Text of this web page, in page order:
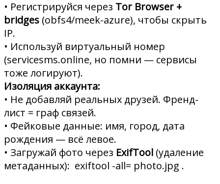
• Регистрируйся через Tor Browser +
bridges (obfs4/meek-azure), чтобы скрыть
IP.
• Используй виртуальный номер
(servicesms.online, но помни — сервисы
тоже логируют).
Изоляция аккаунта:
• Не добавляй реальных друзей. Френд-
лист = граф связей.
• Фейковые данные: имя, город, дата
рождения — всё левое.
• Загружай фото через ExifTool (удаление
метаданных): exiftool -all= photo.jpg .